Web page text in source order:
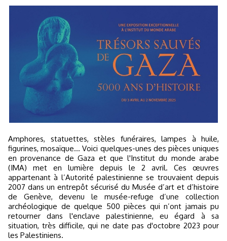
Amphores, statuettes, stèles funéraires, lampes à huile,
figurines, mosaïque... Voici quelques-unes des pièces uniques
en provenance de Gaza et que l'Institut du monde arabe
(IMA) met en lumière depuis le 2 avril. Ces œuvres
appartenant à l’Autorité palestinienne se trouvaient depuis
2007 dans un entrepôt sécurisé du Musée d’art et d’histoire
de Genève, devenu le musée-refuge d’une collection
archéologique de quelque 500 pièces qui n’ont jamais pu
retourner dans l'enclave palestinienne, eu égard à sa
situation, très difficile, qui ne date pas d'octobre 2023 pour
les Palestiniens.